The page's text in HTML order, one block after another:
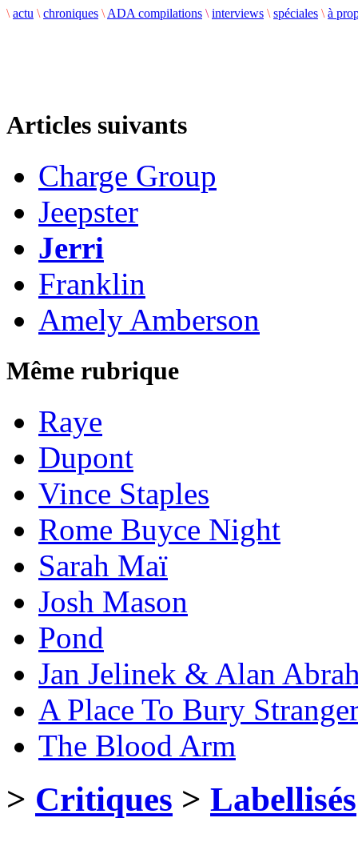
\ actu \ chroniques \ ADA compilations \ interviews \ spéciales \ à
Articles suivants
Charge Group
Jeepster
Jerri
Franklin
Amely Amberson
Même rubrique
Raye
Dupont
Vince Staples
Rome Buyce Night
Sarah Maï
Josh Mason
Pond
Jan Jelinek & Alan
A Place To Bury
The Blood Arm
> Critiques > Labellisés